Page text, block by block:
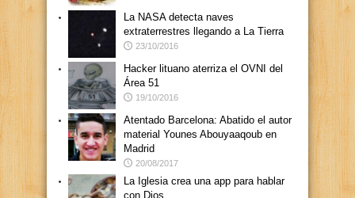
La NASA detecta naves
extraterrestres llegando a La Tierra
23/10/2016
Hacker lituano aterriza el OVNI del
Área 51
19/10/2016
Atentado Barcelona: Abatido el autor
material Younes Abouyaaqoub en
Madrid
20/08/2017
La Iglesia crea una app para hablar
con Dios